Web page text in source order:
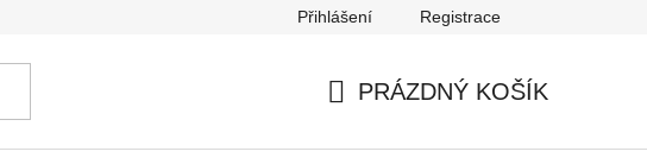
Přihlášení Registrace
PRÁZDNÝ KOŠÍK